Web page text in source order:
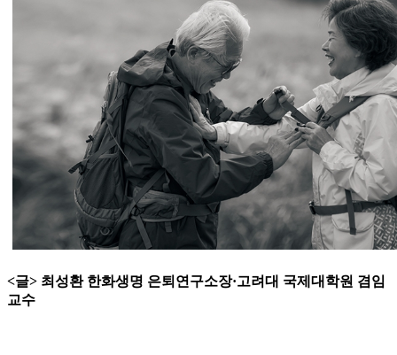
<글> 최성환 한화생명 은퇴연구소장·고려대 국제대학원 겸임
교수